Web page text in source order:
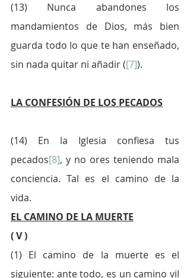
(13) Nunca abandones los
mandamientos de Dios, más bien
guarda todo lo que te han enseñado,
sin nada quitar ni añadir ([7]).
LA CONFESIÓN DE LOS PECADOS
(14) En la Iglesia confiesa tus
pecados[8], y no ores teniendo mala
conciencia. Tal es el camino de la
vida.
EL CAMINO DE LA MUERTE
( V )
(1) El camino de la muerte es el
siguiente: ante todo, es un camino vil